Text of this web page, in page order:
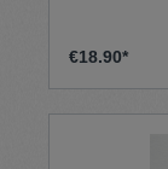
€18.90*